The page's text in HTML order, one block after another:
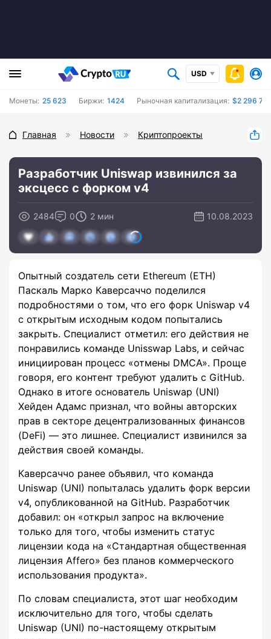
USD
Монеты: 25 623 Биржи: 1424 Рыночная капитализация: $2 296
Главная Новости Криптопроекты
Разработчик Uniswap извинился за
эксцесс с форком v4
2484 0 2 мин 10.08.2023
Опытный создатель сети Ethereum (ETH)
Паскаль Марко Каверсаччо поделился
подробностями о том, что его форк Uniswap v4
с открытым исходным кодом попытались
закрыть. Специалист отметил: его действия не
понравились команде Unisswap Labs, и сейчас
инициирован процесс «отмены DMCA». Проще
говоря, его контент требуют удалить c GitHub.
Однако в итоге основатель Uniswap (UNI)
Хейден Адамс признал, что войны авторских
прав в секторе децентрализованных финансов
(DeFi) — это лишнее. Специалист извинился за
действия своей команды.
Каверсаччо ранее объявил, что команда
Uniswap (UNI) попыталась удалить форк версии
v4, опубликованной на GitHub. Разработчик
добавил: он «открыл запрос на включение
только для того, чтобы изменить статус
лицензии кода на «Стандартная общественная
лицензия Affero» без планов коммерческого
использования продукта».
По словам специалиста, этот шаг необходим
исключительно для того, чтобы сделать
Uniswap (UNI) по-настоящему открытым